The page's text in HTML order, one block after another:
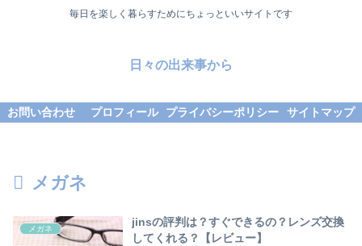
毎日を楽しく暮らすためにちょっといいサイトです
日々の出来事から
お問い合わせ プロフィール プライバシーポリシー サイトマップ
メガネ
メガネ
jinsの評判は？すぐできるの？レンズ交換
してくれる？【レビュー】